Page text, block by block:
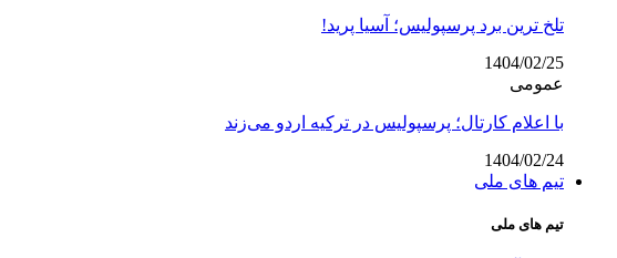
تلخ ترین برد پرسپولیس؛ آسیا پرید!
1404/02/25
عمومی
با اعلام کارتال؛ پرسپولیس در ترکیه اردو می‌زند
1404/02/24
تیم های ملی
تیم های ملی